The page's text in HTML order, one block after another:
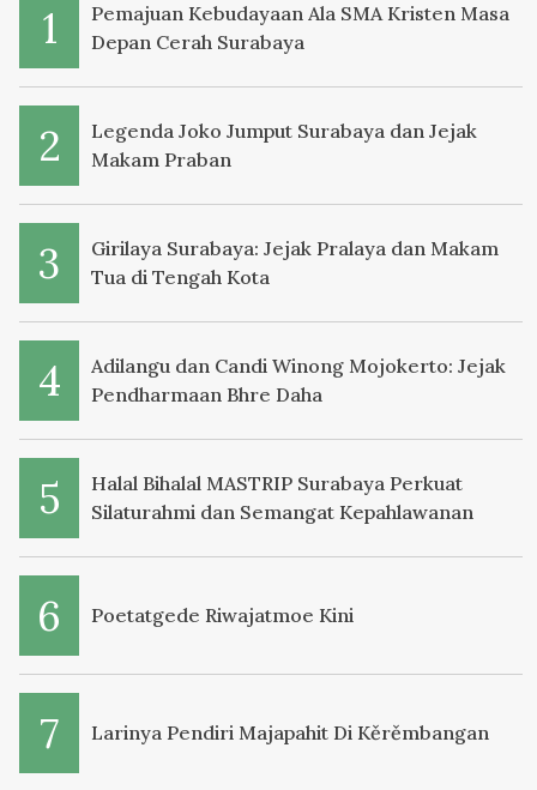
Pemajuan Kebudayaan Ala SMA Kristen Masa
Depan Cerah Surabaya
Legenda Joko Jumput Surabaya dan Jejak
Makam Praban
Girilaya Surabaya: Jejak Pralaya dan Makam
Tua di Tengah Kota
Adilangu dan Candi Winong Mojokerto: Jejak
Pendharmaan Bhre Daha
Halal Bihalal MASTRIP Surabaya Perkuat
Silaturahmi dan Semangat Kepahlawanan
Poetatgede Riwajatmoe Kini
Larinya Pendiri Majapahit Di Kěrěmbangan